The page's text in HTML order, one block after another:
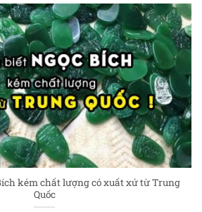
kém chất lượng có xuất xứ từ Trung
Quốc